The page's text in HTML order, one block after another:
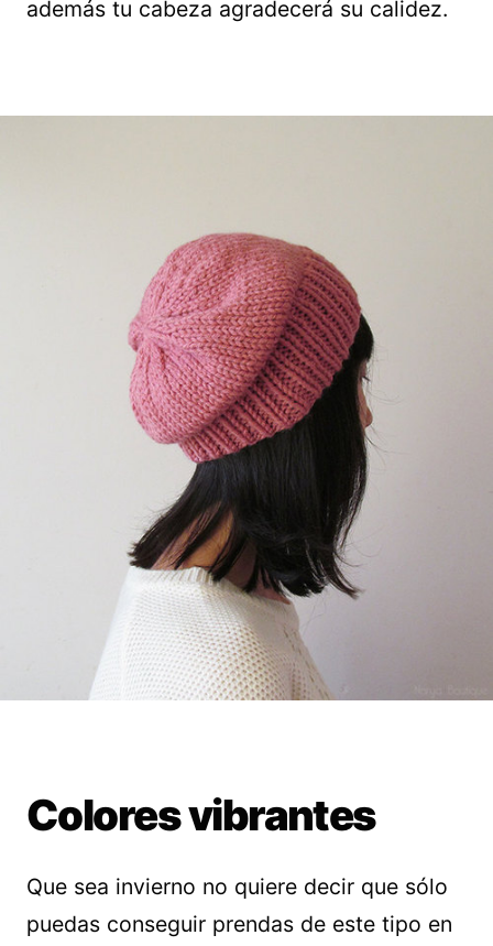
además tu cabeza agradecerá su calidez.
Colores vibrantes
Que sea invierno no quiere decir que sólo
puedas conseguir prendas de este tipo en